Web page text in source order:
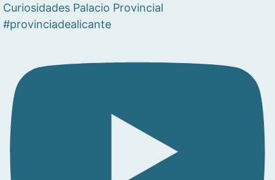
Curiosidades Palacio Provincial
#provinciadealicante